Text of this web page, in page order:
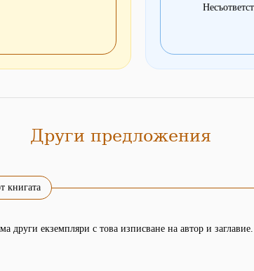
Други предложения
книгата
други екземпляри с това изписване на автор и заглавие.